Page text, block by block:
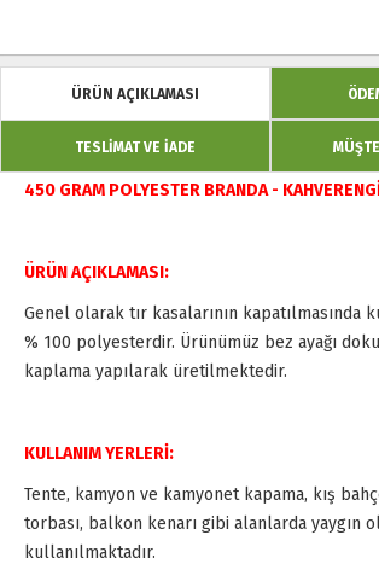
ÜRÜN AÇIKLAMASI
TESLİMAT VE İADE
450 GRAM POLYESTER BRANDA -
ÜRÜN AÇIKLAMASI:
Genel olarak tır kasalarının kapatılmasında
% 100 polyesterdir. Ürünümüz bez ayağı
kaplama yapılarak üretilmektedir.
KULLANIM YERLERİ:
Tente, kamyon ve kamyonet kapama, kış
torbası, balkon kenarı gibi alanlarda yaygın
kullanılmaktadır.